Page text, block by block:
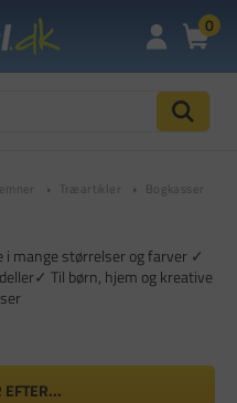
0
Træartikler Bogkasser
mange størrelser og farver ✓
Til børn, hjem og kreative
EFTER...